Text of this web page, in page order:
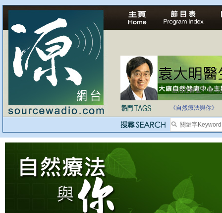
法治社會並不等同
自家教育合法化-
《自然療法與你》